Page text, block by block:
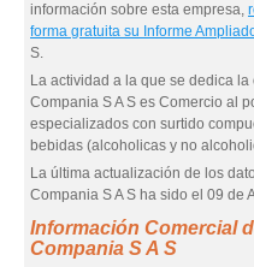
información sobre esta empresa,
forma gratuita su Informe
S.
La actividad a la que se dedica
Compania S A S es Comercio al
especializados con surtido
bebidas (alcoholicas y no
La última actualización de los
Compania S A S ha sido el 09 de
Información Comercial
Compania S A S